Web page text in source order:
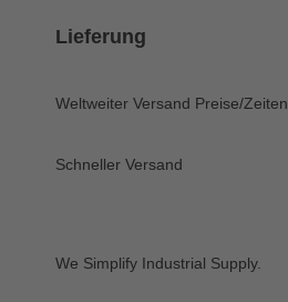
Lieferung
Weltweiter Versand Preise/Zeiten
Schneller Versand
We Simplify Industrial Supply.